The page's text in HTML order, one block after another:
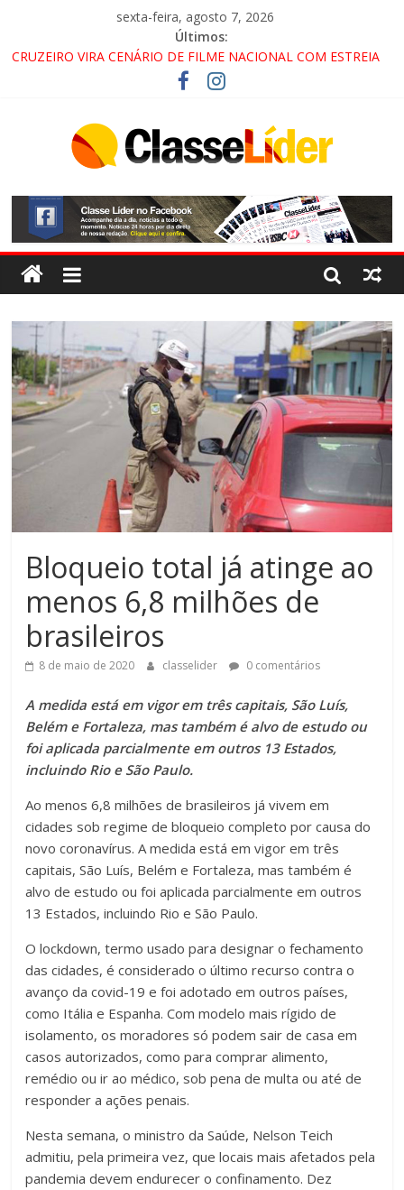
sexta-feira, agosto 7, 2026
Últimos:
CRUZEIRO VIRA CENÁRIO DE FILME NACIONAL COM ESTREIA
PROMOTOR DO GAECO
ACESSO À APARECIDA NA DUTRA SERÁ BLOQUEADO NO FIM
ALTERNATIVAS
LORENA, PINDAMONHANGABA E QUELUZ NA RETA FINAL
PELA FÁBRICA DA COCA-COLA!
Bloqueio total já atinge ao
menos 6,8 milhões de
brasileiros
8 de maio de 2020 classelider 0 comentários
A medida está em vigor em três capitais, São Luís,
Belém e Fortaleza, mas também é alvo de estudo ou
foi aplicada parcialmente em outros 13 Estados,
incluindo Rio e São Paulo.
Ao menos 6,8 milhões de brasileiros já vivem em
cidades sob regime de bloqueio completo por causa do
novo coronavírus. A medida está em vigor em três
capitais, São Luís, Belém e Fortaleza, mas também é
alvo de estudo ou foi aplicada parcialmente em outros
13 Estados, incluindo Rio e São Paulo.
O lockdown, termo usado para designar o fechamento
das cidades, é considerado o último recurso contra o
avanço da covid-19 e foi adotado em outros países,
como Itália e Espanha. Com modelo mais rígido de
isolamento, os moradores só podem sair de casa em
casos autorizados, como para comprar alimento,
remédio ou ir ao médico, sob pena de multa ou até de
responder a ações penais.
Nesta semana, o ministro da Saúde, Nelson Teich
admitiu, pela primeira vez, que locais mais afetados pela
pandemia devem endurecer o confinamento. Dez